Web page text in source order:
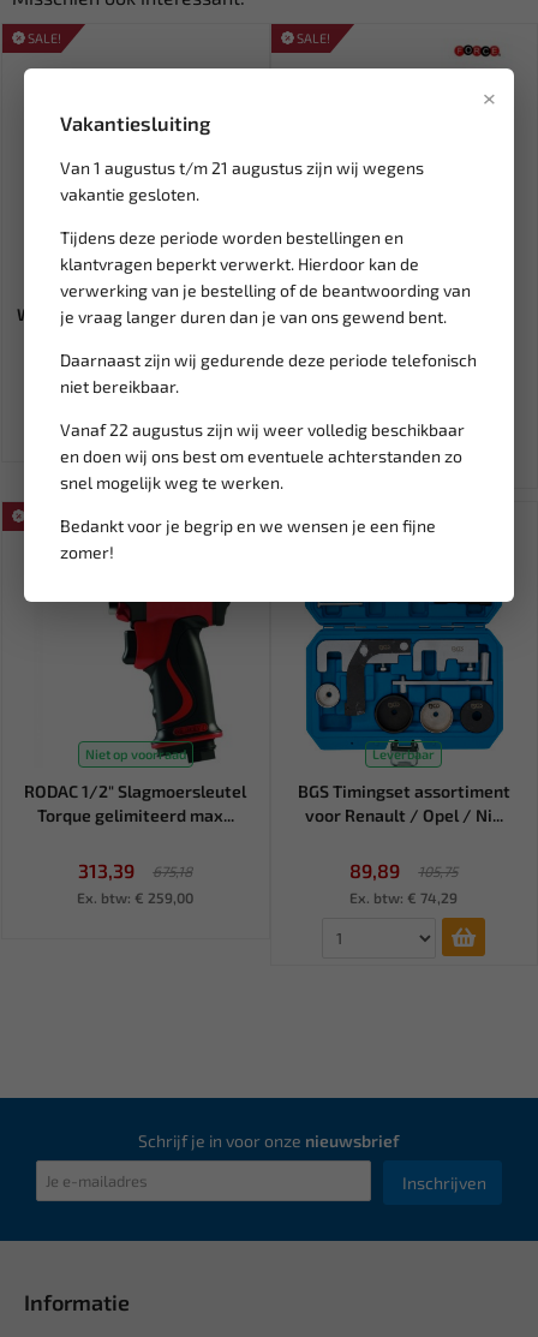
×
Vakantiesluiting
Van 1 augustus t/m 21 augustus zijn wij wegens
vakantie gesloten.
Tijdens deze periode worden bestellingen en
klantvragen beperkt verwerkt. Hierdoor kan de
verwerking van je bestelling of de beantwoording van
je vraag langer duren dan je van ons gewend bent.
Daarnaast zijn wij gedurende deze periode telefonisch
niet bereikbaar.
Vanaf 22 augustus zijn wij weer volledig beschikbaar
en doen wij ons best om eventuele achterstanden zo
snel mogelijk weg te werken.
Bedankt voor je begrip en we wensen je een fijne
zomer!
SALE!
Niet op voorraad
WEBER TOOLS Remleiding fels
71,89
84,58
SALE!
Leverbaar
FORCE Tooltray tangenset 4
Niet op voorraad
RODAC 1/2" Slagmoersleutel
Torque gelimiteerd max...
313,39
675,18
Ex. btw: € 259,00
Leverbaar
BGS Timingset assortiment
voor Renault / Opel / Ni...
89,89
105,75
Ex. btw: € 74,29
Schrijf je in voor onze nieuwsbrief
Inschrijven
Informatie